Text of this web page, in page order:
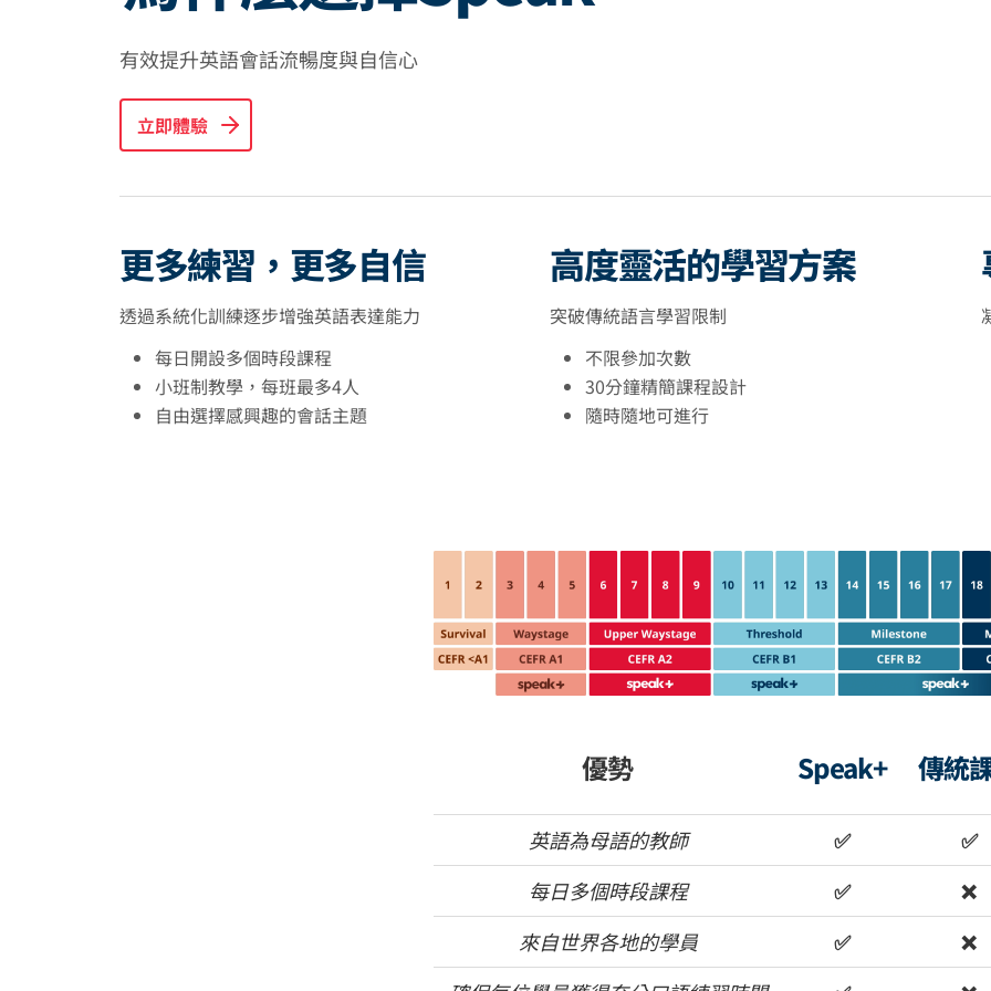
有效提升英語會話流暢度與自信心
立即體驗
更多練習，更多自信
透過系統化訓練逐步增強英語表達能力
每日開設多個時段課程
小班制教學，每班最多4人
自由選擇感興趣的會話主題
高度靈活的學習方案
突破傳統語言學習限制
不限參加次數
30分鐘精簡課程設計
隨時隨地可進行
優勢 Speak+ 傳統
英語為母語的教師 ✅
✅
每日多個時段課程
✅
❌
來自世界各地的學員
✅
❌